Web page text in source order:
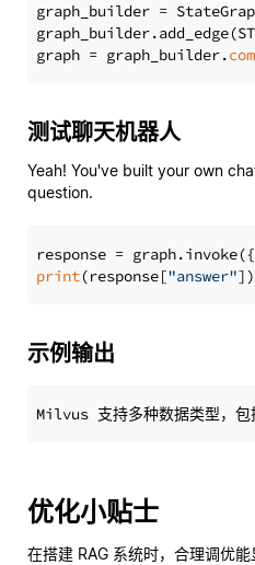
graph_builder =
graph = graph_builder.
测试聊天机器人
Yeah! You've built your own
question.
response = graph.invoke({
print(response["answer"
示例输出
优化小贴士
在搭建 RAG 系统时，合理调优